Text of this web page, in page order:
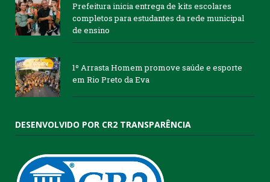
Prefeitura inicia entrega de kits escolares
completos para estudantes da rede municipal
de ensino
1º Arrasta Homem promove saúde e esporte
em Rio Preto da Eva
DESENVOLVIDO POR CR2 TRANSPARÊNCIA